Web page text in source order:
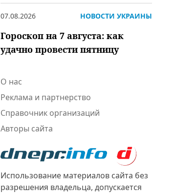
07.08.2026 НОВОСТИ УКРАИНЫ
Гороскоп на 7 августа: как
удачно провести пятницу
О нас
Реклама и партнерство
Справочник организаций
Авторы сайта
Использование материалов сайта без
разрешения владельца, допускается